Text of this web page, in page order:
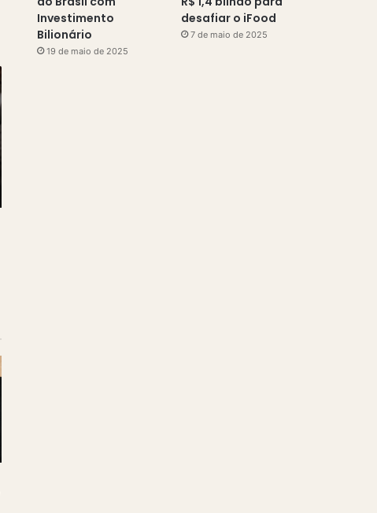
Investimento
Bilionário
19 de maio de 2025
desafiar o iFood
7 de maio de 2025